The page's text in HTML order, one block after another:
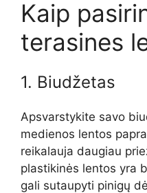
Kaip
terasines
1. Biudžetas
Apsvarstykite savo
medienos lentos
reikalauja daugiau
plastikinės lentos yra
gali sutaupyti pinigų